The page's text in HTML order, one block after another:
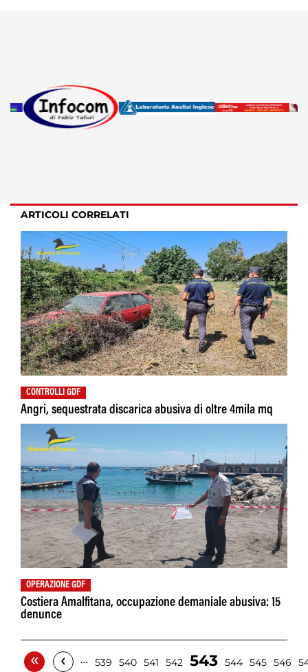
ARTICOLI CORRELATI
CONTROLLI GDF
Angri, sequestrata discarica abusiva di oltre 4mila mq
OPERAZIONE GDF
Costiera Amalfitana, occupazione demaniale abusiva: 15
denunce
« ‹ … 539 540 541 542 543 544 545 546